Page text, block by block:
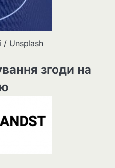
/ Unsplash
згоди на